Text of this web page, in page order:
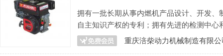
拥有一批长期从事内燃机产品设计、开发
自主知识产权的专利；拥有先进的检测中
产场地、七条生产流水线、上百台专用生产
重庆涪柴动力机械制造有限公